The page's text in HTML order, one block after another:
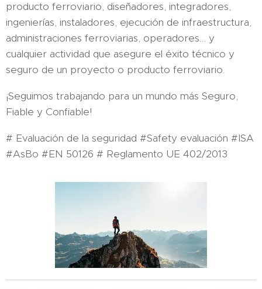
producto ferroviario, diseñadores, integradores,
ingenierías, instaladores, ejecución de infraestructura,
administraciones ferroviarias, operadores… y
cualquier actividad que asegure el éxito técnico y
seguro de un proyecto o producto ferroviario.
¡Seguimos trabajando para un mundo más Seguro,
Fiable y Confiable!
# Evaluación de la seguridad #Safety evaluación #ISA
#AsBo #EN 50126 # Reglamento UE 402/2013